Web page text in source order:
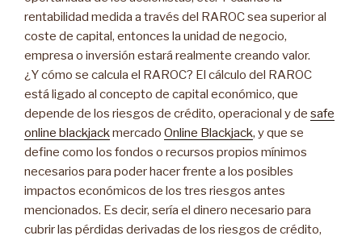
rentabilidad medida a través del RAROC sea superior al
coste de capital, entonces la unidad de negocio,
empresa o inversión estará realmente creando valor.
¿Y cómo se calcula el RAROC? El cálculo del RAROC
está ligado al concepto de capital económico, que
depende de los riesgos de crédito, operacional y de safe
online blackjackmercado Online Blackjack, y que se
define como los fondos o recursos propios mínimos
necesarios para poder hacer frente a los posibles
impactos económicos de los tres riesgos antes
mencionados. Es decir, sería el dinero necesario para
cubrir las pérdidas derivadas de los riesgos de crédito,